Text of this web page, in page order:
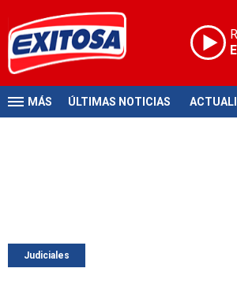
MÁS ÚLTIMAS NOTICIAS
Judiciales